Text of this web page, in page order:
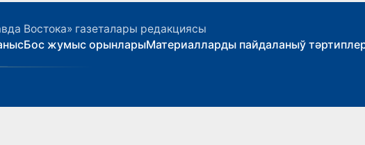
Востока» газеталары редакциясы
Бос жумыс орынларыМатериалларды пайдаланыў